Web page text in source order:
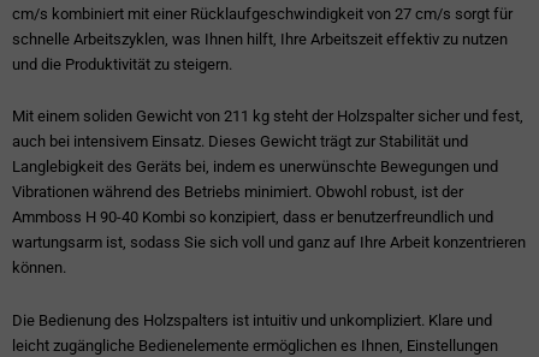
cm/s kombiniert mit einer Rücklaufgeschwindigkeit von 27 cm/s sorgt für
schnelle Arbeitszyklen, was Ihnen hilft, Ihre Arbeitszeit effektiv zu nutzen
und die Produktivität zu steigern.
Mit einem soliden Gewicht von 211 kg steht der Holzspalter sicher und fest,
auch bei intensivem Einsatz. Dieses Gewicht trägt zur Stabilität und
Langlebigkeit des Geräts bei, indem es unerwünschte Bewegungen und
Vibrationen während des Betriebs minimiert. Obwohl robust, ist der
Ammboss H 90-40 Kombi so konzipiert, dass er benutzerfreundlich und
wartungsarm ist, sodass Sie sich voll und ganz auf Ihre Arbeit konzentrieren
können.
Die Bedienung des Holzspalters ist intuitiv und unkompliziert. Klare und
leicht zugängliche Bedienelemente ermöglichen es Ihnen, Einstellungen